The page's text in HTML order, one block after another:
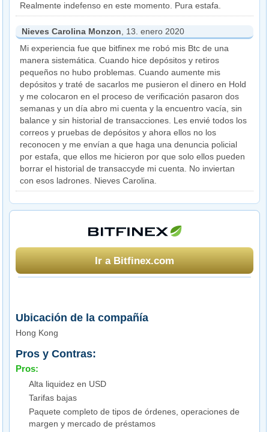
Realmente indefenso en este momento. Pura estafa.
Nieves Carolina Monzon , 13. enero 2020
Mi experiencia fue que bitfinex me robó mis Btc de una
manera sistemática. Cuando hice depósitos y retiros
pequeños no hubo problemas. Cuando aumente mis
depósitos y traté de sacarlos me pusieron el dinero en Hold
y me colocaron en el proceso de verificación pasaron dos
semanas y un día abro mi cuenta y la encuentro vacía, sin
balance y sin historial de transacciones. Les envié todos los
correos y pruebas de depósitos y ahora ellos no los
reconocen y me envían a que haga una denuncia policial
por estafa, que ellos me hicieron por que solo ellos pueden
borrar el historial de transaccyde mi cuenta. No inviertan
con esos ladrones. Nieves Carolina.
Ir a Bitfinex.com
Ubicación de la compañía
Hong Kong
Pros y Contras:
Pros:
Alta liquidez en USD
Tarifas bajas
Paquete completo de tipos de órdenes, operaciones de
margen y mercado de préstamos